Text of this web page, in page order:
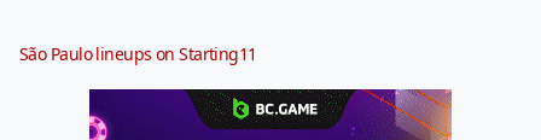
São Paulo lineups on Starting11